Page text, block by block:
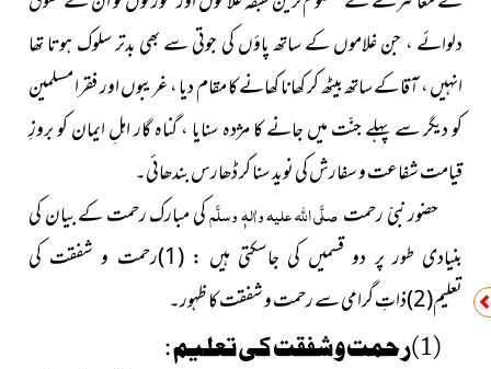
دلوائے ، جن غلاموں کے ساتھ پاؤں کی جوتی سے بھی بدتر سلوک ہوتا تھا
انہیں ، آقا کے ساتھ بیٹھ کر کھانا کھانے کا مقام دیا ، غریبوں اور فقرا مسلمین
کو دیگر سے پہلے جنّت میں جانے کا مژدہ سنایا ، گناہ گار اہلِ ایمان کو بروزِ
قیامت شفاعت و سفارش کی نوید سنا کر ڈھارس بندھائی۔
حضور نبیّ رحمتصلَّی اللہ علیہ واٰلہٖ وسلَّمکی مبارک رحمت کے بیان کی
بنیادی طور پر دو قسمیں کی جاسکتی ہیں : (1)رحمت و شفقت کی
تعلیم(2)ذاتِ گرامی سے رحمت و شفقت کا ظہور۔
(1)رحمت و شفقت کی تعلیم :